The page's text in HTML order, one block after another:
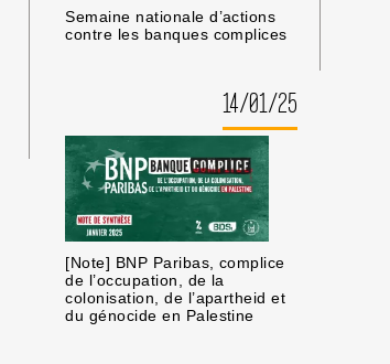
Semaine nationale d’actions
contre les banques complices
14/01/25
[Note] BNP Paribas, complice
de l’occupation, de la
colonisation, de l’apartheid et
du génocide en Palestine